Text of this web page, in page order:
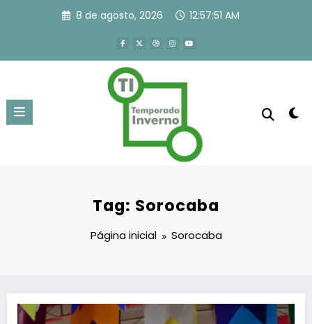
8 de agosto, 2026 12:57:51 AM
Tag: Sorocaba
Página inicial Sorocaba